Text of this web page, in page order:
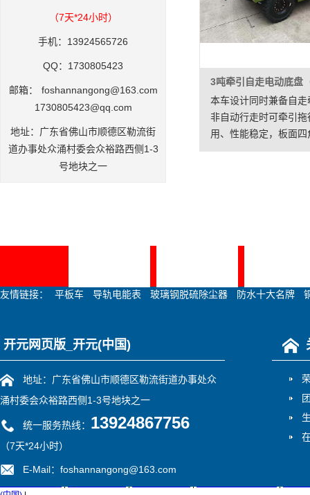
（7天*24小时）
手机：13924565726
QQ：1730805423
邮箱：
foshannangong@163.com
1730805423@qq.com
地址：广东省佛山市顺德区勒流街
道办事处众涌村委会众裕路西侧1-3
号地块之一
提供3个电插接头，本
带雨篷，无动力，需
引，可防晒防雨防尘
本车设计同时兼备自
非自动行走时可牵引
用、性能稳定，板面
装箱角件，与上装对
友情链接： 平板车 导轨电能表 玻璃钢脱硫除尘器 防水十大名牌
开元网页版_开元(中国)
地址：广东省佛山市顺德区勒流街道办事处众
涌村委会众裕路西侧1-3号地块之一
统一服务热线： 13924867756
（7天*24小时）
E-Mail：foshannangong@163.com
1730805423@qq.com